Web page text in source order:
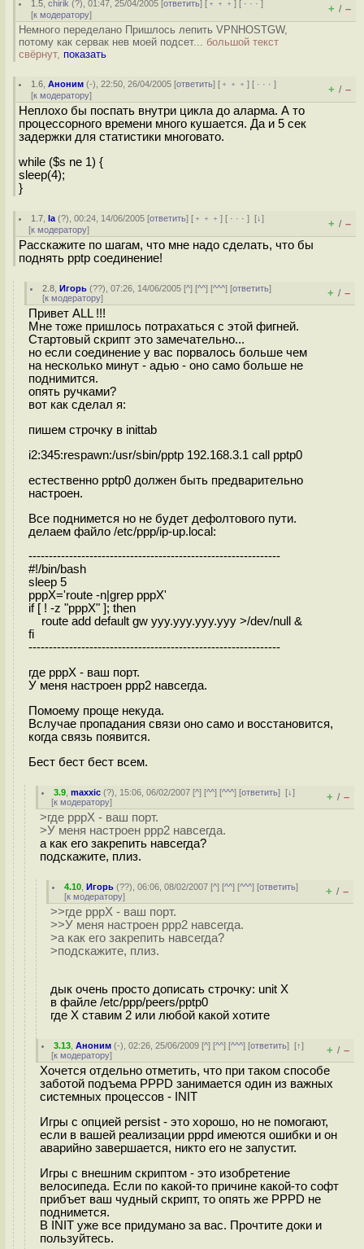
1.5 ,chirik (?), 01:47, 25/04/2005 [ответить] [ ﹢﹢﹢] [ · · ·]
[к модератору] + / –
Немного переделано Пришлось лепить VPNHOSTGW,
потому как сервак нев моей подсет... большой текст
свёрнут, показать
1.6 ,Аноним (-), 22:50, 26/04/2005 [ответить] [ ﹢﹢﹢] [ · · ·]
[к модератору] + / –
Неплохо бы поспать внутри цикла до аларма. А то
процессорного времени много кушается. Да и 5 сек
задержки для статистики многовато.
while ($s ne 1) {
sleep(4);
}
1.7 ,la (?), 00:24, 14/06/2005 [ответить] [ ﹢﹢﹢] [ · · ·][↓]
[к модератору] + / –
Расскажите по шагам, что мне надо сделать, что бы
поднять pptp соединение!
2.8 ,Игорь (??), 07:26, 14/06/2005 [^] [^^] [^^^] [ответить]
[к модератору] + / –
Привет ALL !!!
Мне тоже пришлось потрахаться с этой фигней.
Стартовый скрипт это замечательно...
но если соединение у вас порвалось больше чем
на несколько минут - адью - оно само больше не
поднимится.
опять ручками?
вот как сделал я:
пишем строчку в inittab
i2:345:respawn:/usr/sbin/pptp 192.168.3.1 call pptp0
естественно pptp0 должен быть предварительно
настроен.
Все поднимется но не будет дефолтового пути.
делаем файло /etc/ppp/ip-up.local:
--------------------------------------------------------------
#!/bin/bash
sleep 5
pppX='route -n|grep pppX'
if [ ! -z "pppX" ]; then
route add default gw yyy.yyy.yyy.yyy >/dev/null &
fi
--------------------------------------------------------------
где pppX - ваш порт.
У меня настроен ppp2 навсегда.
Помоему проще некуда.
Вслучае пропадания связи оно само и восстановится,
когда связь появится.
Бест бест бест всем.
3.9 ,maxxic (?), 15:06, 06/02/2007 [^] [^^] [^^^] [ответить][↓]
[к модератору] + / –
>где pppX - ваш порт.
>У меня настроен ppp2 навсегда.
а как его закрепить навсегда?
подскажите, плиз.
4.10 ,Игорь (??), 06:06, 08/02/2007 [^] [^^] [^^^] [ответить]
[к модератору] + / –
>>где pppX - ваш порт.
>>У меня настроен ppp2 навсегда.
>а как его закрепить навсегда?
>подскажите, плиз.
дык очень просто дописать строчку: unit X
в файле /etc/ppp/peers/pptp0
где Х ставим 2 или любой какой хотите
3.13 ,Аноним (-), 02:26, 25/06/2009 [^] [^^] [^^^] [ответить][↑]
[к модератору] + / –
Хочется отдельно отметить, что при таком способе
заботой подъема PPPD занимается один из важных
системных процессов - INIT
Игры с опцией persist - это хорошо, но не помогают,
если в вашей реализации pppd имеются ошибки и он
аварийно завершается, никто его не запустит.
Игры с внешним скриптом - это изобретение
велосипеда. Если по какой-то причине какой-то софт
прибъет ваш чудный скрипт, то опять же PPPD не
поднимется.
В INIT уже все придумано за вас. Прочтите доки и
пользуйтесь.